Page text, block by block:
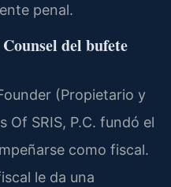
penal.
del bufete
(Propietario y
Of SRIS, P.C. fundó el
como fiscal.
le da una